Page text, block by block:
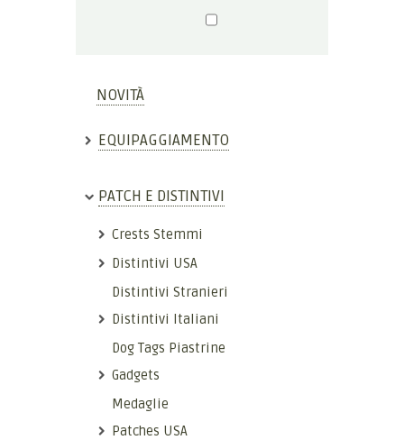
NOVITÀ
EQUIPAGGIAMENTO
PATCH E DISTINTIVI
Crests Stemmi
Distintivi USA
Distintivi Stranieri
Distintivi Italiani
Dog Tags Piastrine
Gadgets
Medaglie
Patches USA